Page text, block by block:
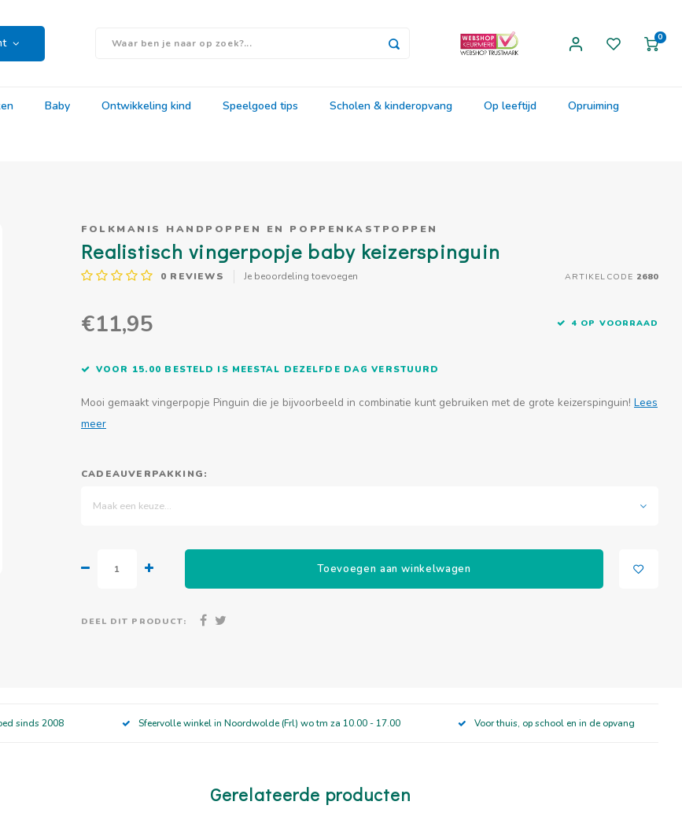
0
Baby Ontwikkeling kind Speelgoed tips Scholen & kinderopvang Op leeftijd Opruiming
FOLKMANIS HANDPOPPEN EN POPPENKASTPOPPEN
Realistisch vingerpopje baby keizerspinguin
0 REVIEWS Je beoordeling toevoegen ARTIKELCODE 2680
€11,95 4 OP VOORRAAD
VOOR 15.00 BESTELD IS MEESTAL DEZELFDE DAG VERSTUURD
Mooi gemaakt vingerpopje Pinguin die je bijvoorbeeld in combinatie kunt gebruiken met de grote keizerspinguin! Lees
meer
CADEAUVERPAKKING:
Maak een keuze...
Toevoegen aan winkelwagen
DEEL DIT PRODUCT:
sinds 2008 Sfeervolle winkel in Noordwolde (Frl) wo tm za 10.00 - 17.00 Voor thuis, op school en in de opvang
Gerelateerde producten